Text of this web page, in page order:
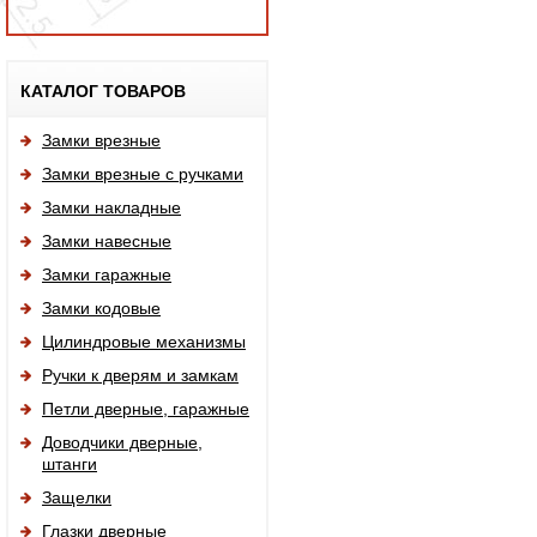
КАТАЛОГ ТОВАРОВ
Замки врезные
Замки врезные с ручками
Замки накладные
Замки навесные
Замки гаражные
Замки кодовые
Цилиндровые механизмы
Ручки к дверям и замкам
Петли дверные, гаражные
Доводчики дверные,
штанги
Защелки
Глазки дверные